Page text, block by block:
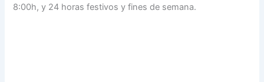
8:00h, y 24 horas festivos y fines de semana.